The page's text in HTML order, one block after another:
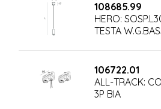
108685.99
HERO:
TESTA
106722.01
ALL-TRACK:
3P BIA